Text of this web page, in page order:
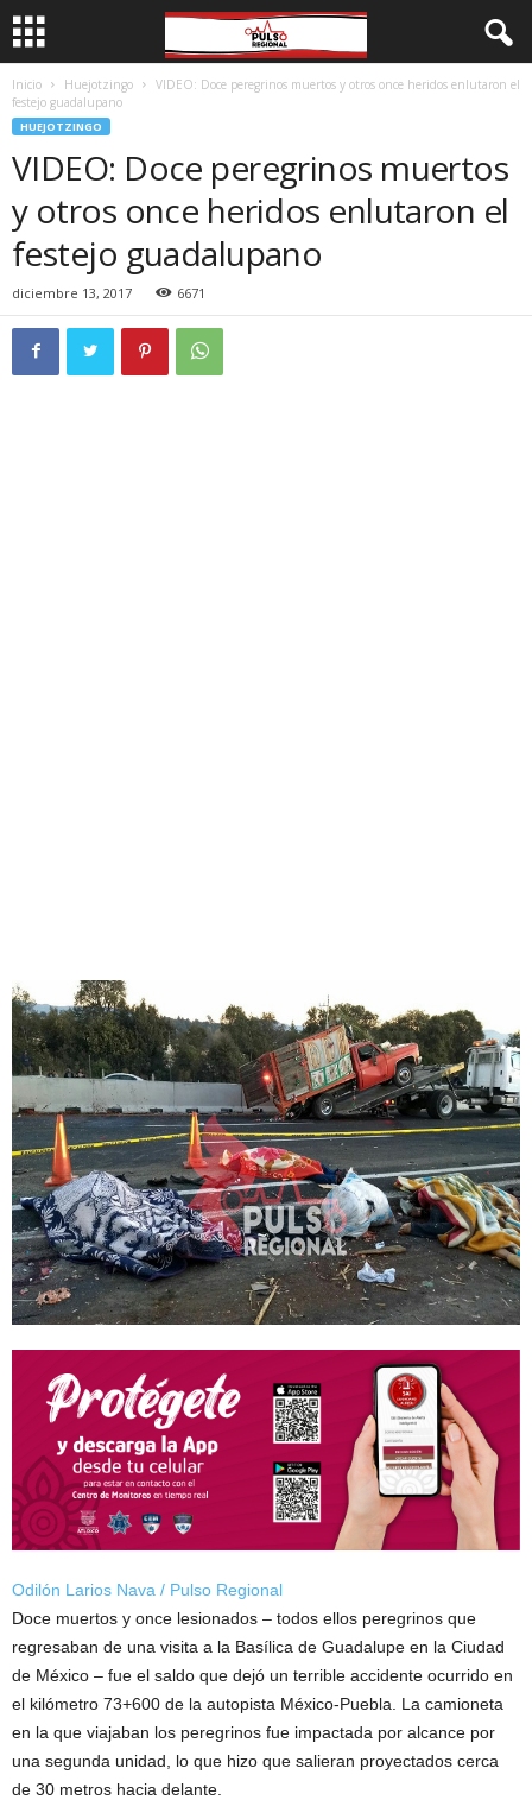
Inicio Huejotzingo
VIDEO: Doce peregrinos muertos y otros once heridos enlutaron el
festejo guadalupano
HUEJOTZINGO
VIDEO: Doce peregrinos muertos
y otros once heridos enlutaron el
festejo guadalupano
diciembre 13, 2017 6671
Odilón Larios Nava / Pulso Regional
Doce muertos y once lesionados – todos ellos peregrinos que
regresaban de una visita a la Basílica de Guadalupe en la Ciudad
de México – fue el saldo que dejó un terrible accidente ocurrido en
el kilómetro 73+600 de la autopista México-Puebla. La camioneta
en la que viajaban los peregrinos fue impactada por alcance por
una segunda unidad, lo que hizo que salieran proyectados cerca
de 30 metros hacia delante.